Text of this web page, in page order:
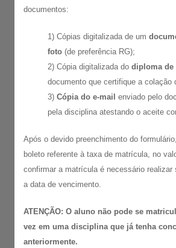
documentos:
1) Cópias digitalizada de um
foto (de preferência RG);
2) Cópia digitalizada do diploma de
documento que certifique a colação
3) Cópia do e-mail enviado pelo
pela disciplina atestando o aceite
Após o devido preenchimento do
boleto referente à taxa de matrícula, no
confirmar a matrícula é necessário realizar
a data de vencimento.
ATENÇÃO: O aluno não pode se
vez em uma disciplina que já tenha
anteriormente.